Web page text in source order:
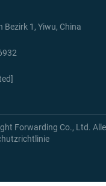
Bezirk 1, Yiwu, China
Forwarding Co., Ltd. Alle